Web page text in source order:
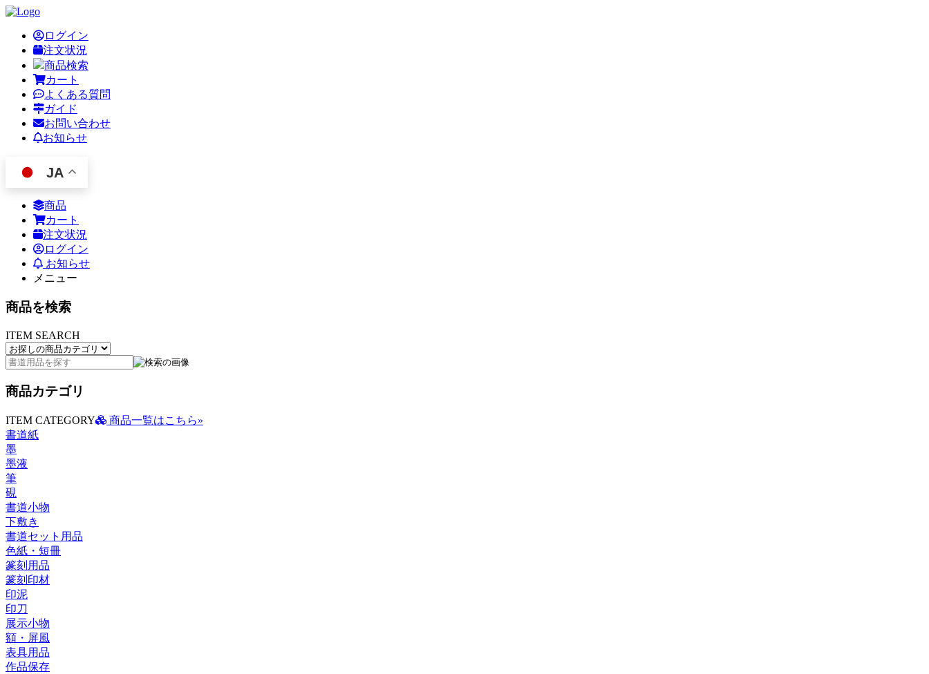
ログイン
注文状況
商品検索
カート
よくある質問
ガイド
お問い合わせ
お知らせ
JA
商品
カート
注文状況
ログイン
お知らせ
メニュー
商品を検索
ITEM SEARCH
商品カテゴリ
ITEM CATEGORY
商品一覧はこちら»
書道紙
墨
墨液
筆
硯
書道小物
下敷き
書道セット用品
色紙・短冊
篆刻用品
篆刻印材
印泥
印刀
展示小物
額・屏風
表具用品
作品保存